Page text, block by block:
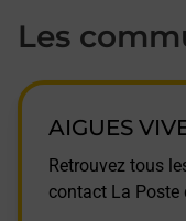
Les
AIGUES
Retrouvez tous
contact La Poste